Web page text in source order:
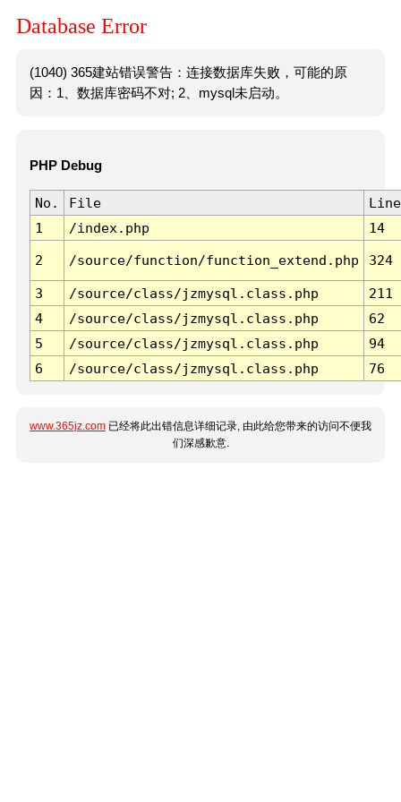
Database Error
(1040) 365建站错误警告：连接数据库失败，可能的原
因：1、数据库密码不对; 2、mysql未启动。
PHP Debug
No. File
Line
1
/index.php 14
2 /source/function/function_extend.php 324
3 /source/class/jzmysql.class.php
211
4
/source/class/jzmysql.class.php
62
5
/source/class/jzmysql.class.php
94
6
/source/class/jzmysql.class.php 76
www.365jz.com 已经将此出错信息详细记录, 由此给您带来的访问不便我
们深感歉意.